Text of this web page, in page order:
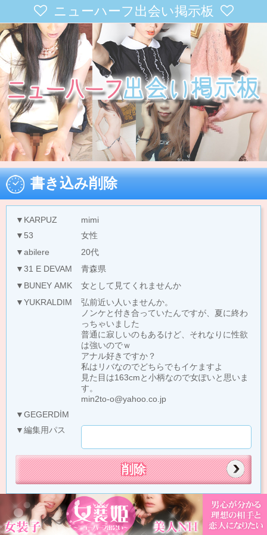
ニューハーフ出会い掲示板
書き込み削除
▼KARPUZ
mimi
▼53
女性
▼abilere
20代
▼31 E DEVAM
青森県
▼BUNEY AMK
女として見てくれませんか
▼YUKRALDIM
弘前近い人いませんか。
ノンケと付き合っていたんですが、夏に終わ
っちゃいました
普通に寂しいのもあるけど、それなりに性欲
は強いのでｗ
アナル好きですか？
私はリバなのでどちらでもイケますよ
見た目は163cmと小柄なので女ぽいと思いま
す。
min2to-o@yahoo.co.jp
▼GEGERDİM
▼編集用パス